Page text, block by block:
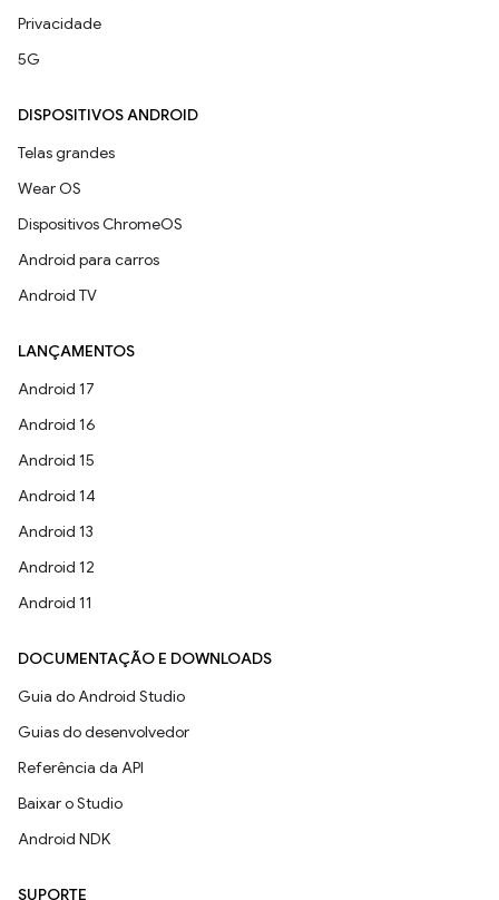
Privacidade
5G
DISPOSITIVOS ANDROID
Telas grandes
Wear OS
Dispositivos ChromeOS
Android para carros
Android TV
LANÇAMENTOS
Android 17
Android 16
Android 15
Android 14
Android 13
Android 12
Android 11
DOCUMENTAÇÃO E DOWNLOADS
Guia do Android Studio
Guias do desenvolvedor
Referência da API
Baixar o Studio
Android NDK
SUPORTE